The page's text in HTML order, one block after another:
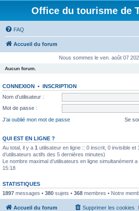
Office du tourisme de
FAQ
Accueil du forum
Nous sommes le ven. août 07
Aucun forum.
CONNEXION • INSCRIPTION
Nom d’utilisateur :
Mot de passe :
J’ai oublié mon mot de passe
Se
QUI EST EN LIGNE ?
Au total, il y a 1 utilisateur en ligne :: 0 inscrit, 0 invisible et
d’utilisateurs actifs des 5 dernières minutes)
Le nombre maximal d’utilisateurs en ligne simultanément a
15:18
STATISTIQUES
1897 messages • 380 sujets • 368 membres • Notre
Accueil du forum Supprimer les cookies